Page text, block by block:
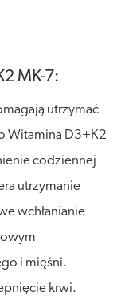
MK-7:
utrzymać
Witamina D3+K2
codziennej
utrzymanie
wchłanianie
i mięśni.
krwi.